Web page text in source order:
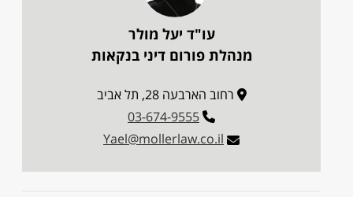
עו"ד יעל מולר
מנהלת פורום דיני בנקאות
רחוב הארבעה 28, תל אביב
03-674-9555
Yael@mollerlaw.co.il